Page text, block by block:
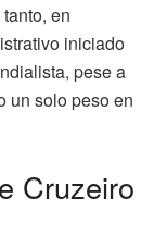
en
iniciado
pese a
un solo peso en
Cruzeiro